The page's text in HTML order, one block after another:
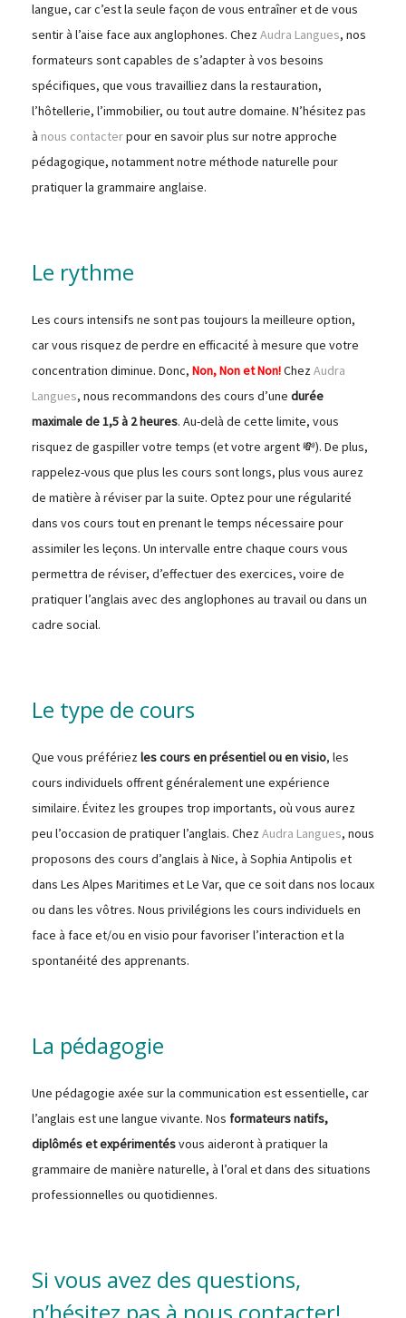
langue, car c’est la seule façon de vous entraîner et de vous
sentir à l’aise face aux anglophones. ChezAudra Langues, nos
formateurs sont capables de s’adapter à vos besoins
spécifiques, que vous travailliez dans la restauration,
l’hôtellerie, l’immobilier, ou tout autre domaine. N’hésitez pas
à nous contacterpour en savoir plus sur notre approche
pédagogique, notamment notre méthode naturelle pour
pratiquer la grammaire anglaise.
Le rythme
Les cours intensifs ne sont pas toujours la meilleure option,
car vous risquez de perdre en efficacité à mesure que votre
concentration diminue. Donc, Non, Non et Non!ChezAudra
Langues, nous recommandons des cours d’une durée
maximale de 1,5 à 2 heures. Au-delà de cette limite, vous
risquez de gaspiller votre temps (et votre argent 💸). De plus,
rappelez-vous que plus les cours sont longs, plus vous aurez
de matière à réviser par la suite. Optez pour une régularité
dans vos cours tout en prenant le temps nécessaire pour
assimiler les leçons. Un intervalle entre chaque cours vous
permettra de réviser, d’effectuer des exercices, voire de
pratiquer l’anglais avec des anglophones au travail ou dans un
cadre social.
Le type de cours
Que vous préfériezles cours en présentiel ou en visio, les
cours individuels offrent généralement une expérience
similaire. Évitez les groupes trop importants, où vous aurez
peu l’occasion de pratiquer l’anglais. ChezAudra Langues, nous
proposons des cours d’anglais à Nice, à Sophia Antipolis et
dans Les Alpes Maritimes et Le Var, que ce soit dans nos locaux
ou dans les vôtres. Nous privilégions les cours individuels en
face à face et/ou en visio pour favoriser l’interaction et la
spontanéité des apprenants.
La pédagogie
Une pédagogie axée sur la communication est essentielle, car
l’anglais est une langue vivante. Nos formateurs natifs,
diplômés et expérimentésvous aideront à pratiquer la
grammaire de manière naturelle, à l’oral et dans des situations
professionnelles ou quotidiennes.
Si vous avez des questions,
n’hésitez pas à nous contacter!